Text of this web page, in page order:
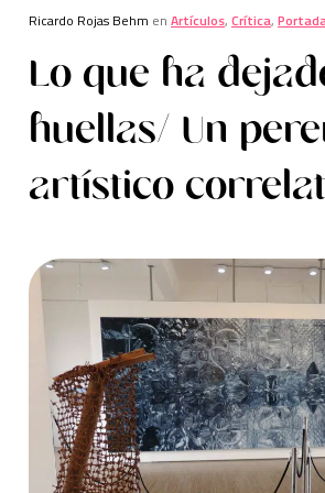
Ricardo Rojas Behm en Artículos, Crítica,
Lo que ha
huellas/ Un
artístico